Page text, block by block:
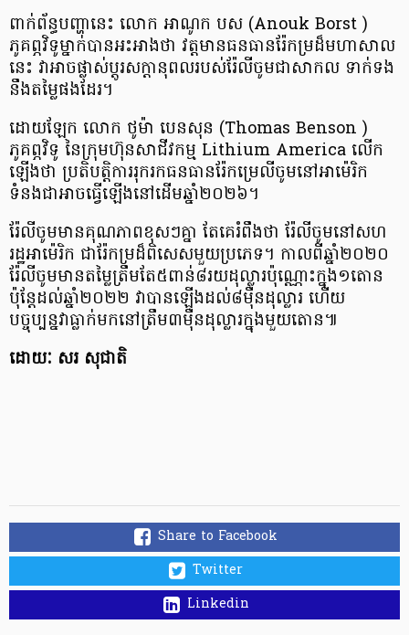
ពាក់ព័ន្ធបញ្ហានេះ លោក អាណូក បស (Anouk Borst )
ភូគព្ភវិទូម្នាក់បានអះអាងថា វត្តមានធនធានរ៉ែកម្រដ៏មហាសាល
នេះ វាអាចផ្លាស់ប្តូរសក្ដានុពលរបស់រ៉ែលីចូមជាសាកល ទាក់ទង
នឹងតម្លៃផងដែរ។​​ ​
ដោយឡែក លោក ថូម៉ា បេនសុន (Thomas Benson )
ភូគព្ភវិទូ នៃក្រុមហ៊ុនសាជីវកម្ម Lithium America លើក
ឡើងថា ប្រតិបត្តិការរុករកធនធានរ៉ែកម្រេលីចូមនៅអាម៉េរិក
ទំនងជាអាចធ្វើឡើងនៅដើមឆ្នាំ២០២៦។
រ៉ែលីចូមមានគុណភាពខុសៗគ្នា តែគេរំពឹងថា រ៉ែលីចូមនៅសហ
រដ្ឋអាម៉េរិក ជារ៉ែកម្រដ៏ពិសេសមួយប្រភេទ។ កាលពីឆ្នាំ២០២០
រ៉ែលីចូមមានតម្លៃត្រឹមតែ៥ពាន់៨រយដុល្លារប៉ុណ្ណោះក្នុង១តោន
ប៉ុន្តែដល់ឆ្នាំ២០២២ វាបានឡើងដល់៨ម៉ឺនដុល្លារ ហើយ
បច្ចុប្បន្នវាធ្លាក់មកនៅត្រឹម៣ម៉ឺនដុល្លារក្នុងមួយតោន៕
ដោយៈ សរ សុជាតិ
Share to Facebook
Twitter
Linkedin